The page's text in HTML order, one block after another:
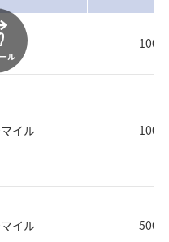
- 100
イル 100
イル 500
ル